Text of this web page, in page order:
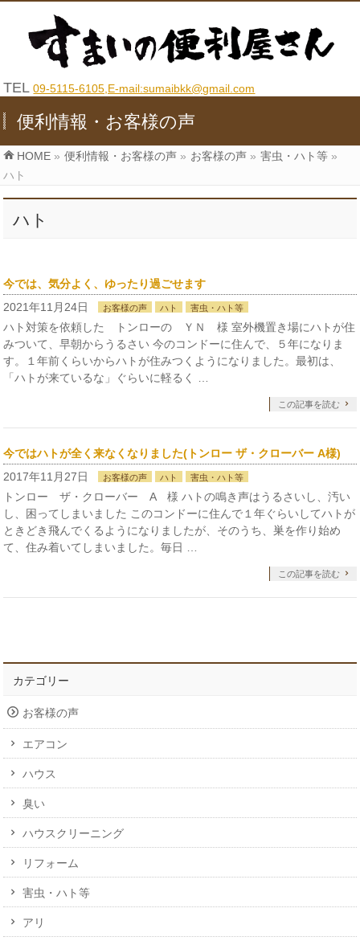
TEL09-5115-6105,E-mail:sumaibkk@gmail.com
便利情報・お客様の声
HOME » 便利情報・お客様の声 » お客様の声 » 害虫・ハト等 »
ハト
ハト
今では、気分よく、ゆったり過ごせます
2021年11月24日
お客様の声 ハト 害虫・ハト等
ハト対策を依頼した トンローの ＹＮ 様 室外機置き場にハトが住
みついて、早朝からうるさい 今のコンドーに住んで、５年になりま
す。１年前くらいからハトが住みつくようになりました。最初は、
「ハトが来ているな」ぐらいに軽るく …
この記事を読む
今ではハトが全く来なくなりました(トンロー ザ・クローバー A様)
2017年11月27日
お客様の声 ハト 害虫・ハト等
トンロー ザ・クローバー A 様 ハトの鳴き声はうるさいし、汚い
し、困ってしまいました このコンドーに住んで１年ぐらいしてハトが
ときどき飛んでくるようになりましたが、そのうち、巣を作り始め
て、住み着いてしまいました。毎日 …
この記事を読む
カテゴリー
お客様の声
エアコン
ハウス
臭い
ハウスクリーニング
リフォーム
害虫・ハト等
アリ